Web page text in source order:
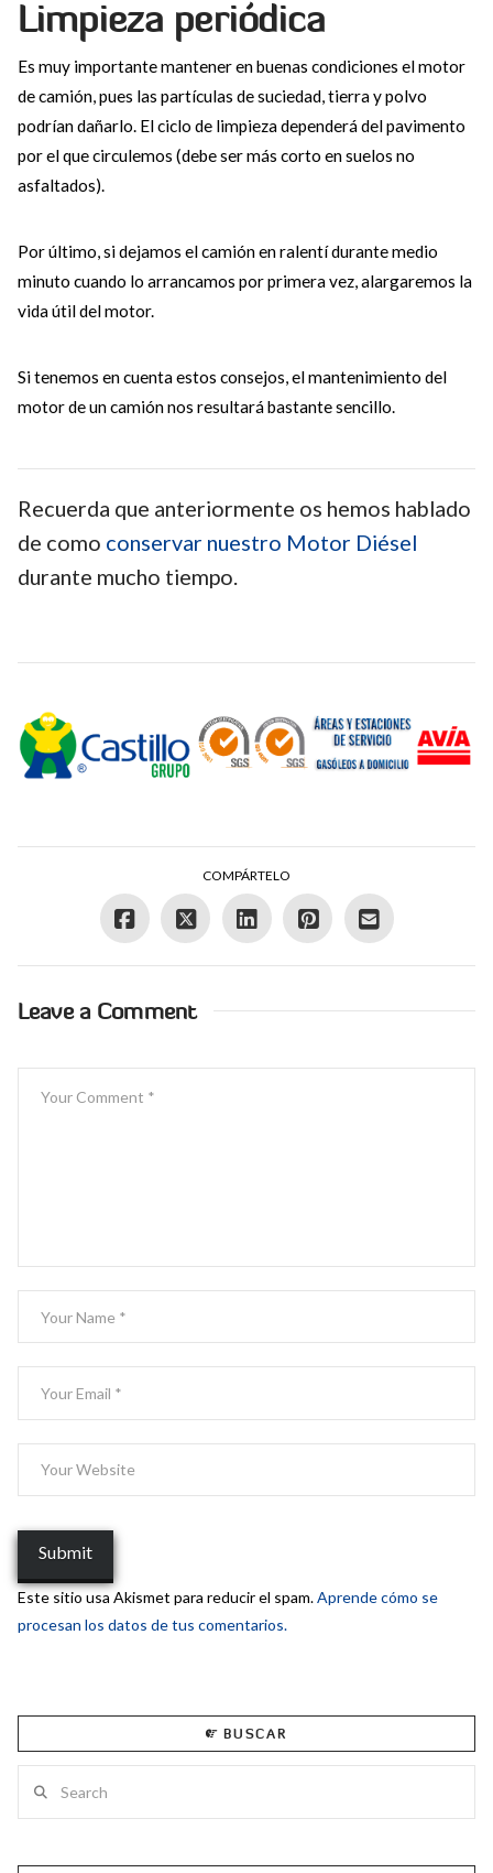
Limpieza periódica
Es muy importante mantener en buenas condiciones el motor
de camión, pues las partículas de suciedad, tierra y polvo
podrían dañarlo. El ciclo de limpieza dependerá del pavimento
por el que circulemos (debe ser más corto en suelos no
asfaltados).
Por último, si dejamos el camión en ralentí durante medio
minuto cuando lo arrancamos por primera vez, alargaremos la
vida útil del motor.
Si tenemos en cuenta estos consejos, el mantenimiento del
motor de un camión nos resultará bastante sencillo.
Recuerda que anteriormente os hemos hablado
de como conservar nuestro Motor Diésel
durante mucho tiempo.
COMPÁRTELO
Leave a Comment
Este sitio usa Akismet para reducir el spam.Aprende cómo se
procesan los datos de tus comentarios.
BUSCAR